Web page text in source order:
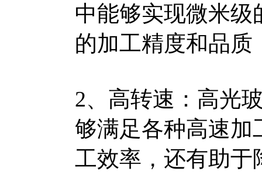
中能够实现微米
的加工精度和品质
2、高转速：高光
够满足各种高速加
工效率，还有助于